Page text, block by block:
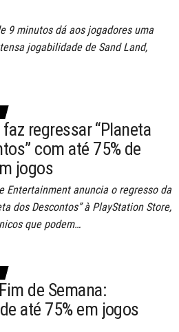
9 minutos dá aos jogadores uma
jogabilidade de Sand Land,
regressar “Planeta
com até 75% de
jogos
Entertainment anuncia o regresso da
dos Descontos” à PlayStation Store,
que podem…
de Semana:
até 75% em jogos